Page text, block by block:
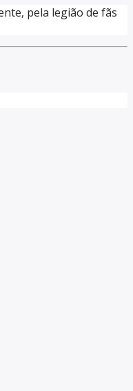
pela legião de fãs